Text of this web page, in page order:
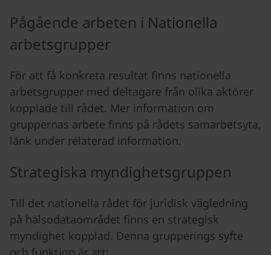
Pågående arbeten i Nationella
arbetsgrupper
För att få konkreta resultat finns nationella
arbetsgrupper med deltagare från olika aktörer
kopplade till rådet. Mer information om
gruppernas arbete finns på rådets samarbetsyta,
länk under relaterad information.
Strategiska myndighetsgruppen
Till det nationella rådet för juridisk vägledning
på hälsodataområdet finns en strategisk
myndighet kopplad. Denna grupperings syfte
och funktion är att: